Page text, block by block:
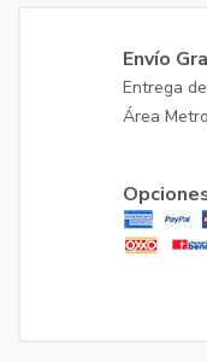
Envío
Entrega
Área